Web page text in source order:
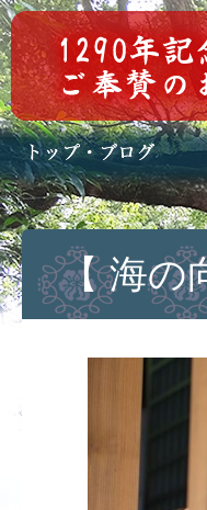
トップページ
ブログ(日々八百万)
お知らせ一覧
【 海の